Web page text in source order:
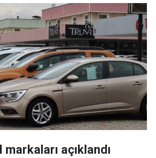
açıklandı